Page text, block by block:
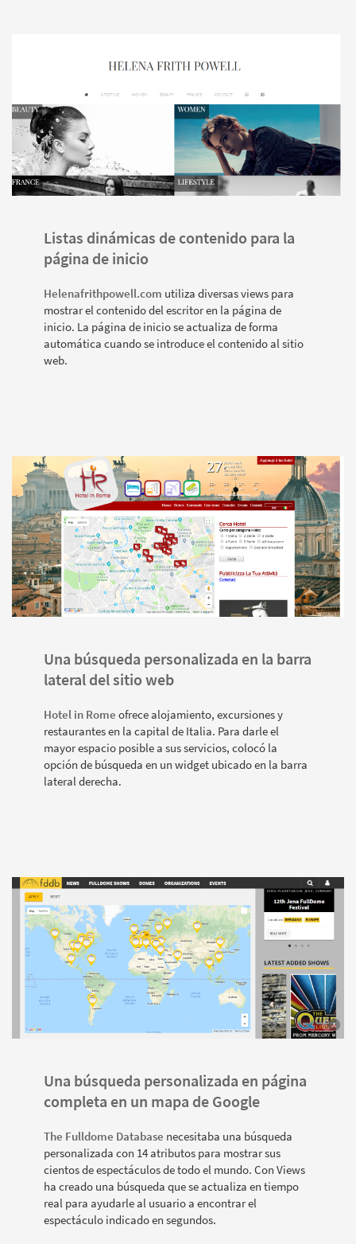
Listas dinámicas de contenido para la
página de inicio
Helenafrithpowell.com utiliza diversas views para
mostrar el contenido del escritor en la página de
inicio. La página de inicio se actualiza de forma
automática cuando se introduce el contenido al sitio
web.
Una búsqueda personalizada en la barra
lateral del sitio web
Hotel in Rome ofrece alojamiento, excursiones y
restaurantes en la capital de Italia. Para darle el
mayor espacio posible a sus servicios, colocó la
opción de búsqueda en un widget ubicado en la barra
lateral derecha.
Una búsqueda personalizada en página
completa en un mapa de Google
The Fulldome Database necesitaba una búsqueda
personalizada con 14 atributos para mostrar sus
cientos de espectáculos de todo el mundo. Con Views
ha creado una búsqueda que se actualiza en tiempo
real para ayudarle al usuario a encontrar el
espectáculo indicado en segundos.